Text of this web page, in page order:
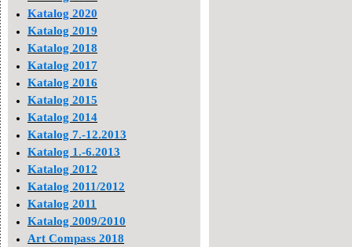
Katalog 2020
Katalog 2019
Katalog 2018
Katalog 2017
Katalog 2016
Katalog 2015
Katalog 2014
Katalog 7.-12.2013
Katalog 1.-6.2013
Katalog 2012
Katalog 2011/2012
Katalog 2011
Katalog 2009/2010
Art Compass 2018